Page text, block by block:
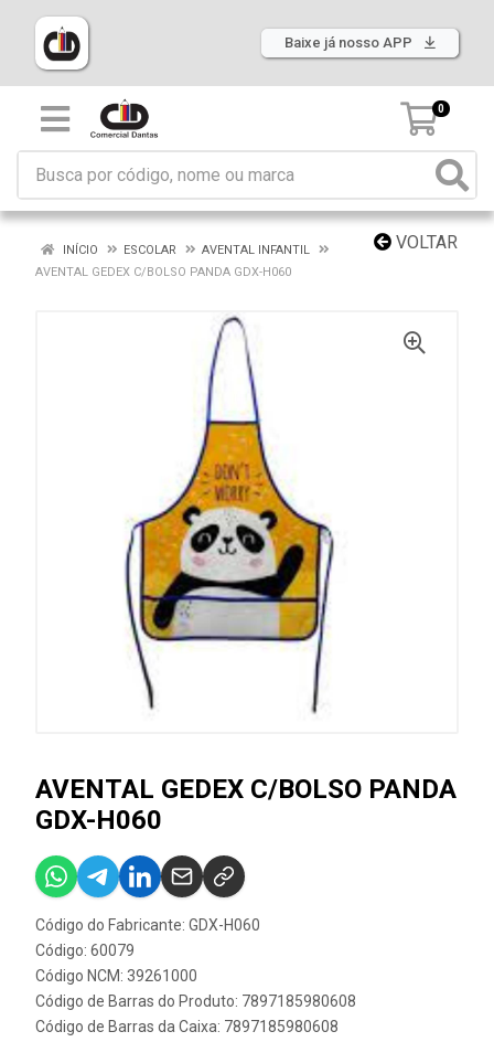
Baixe já nosso APP
0
VOLTAR
INÍCIO ESCOLAR
AVENTAL INFANTIL
AVENTAL GEDEX C/BOLSO PANDA GDX-H060
AVENTAL GEDEX C/BOLSO PANDA
GDX-H060
Código do Fabricante: GDX-H060
Código: 60079
Código NCM: 39261000
Código de Barras do Produto: 7897185980608
Código de Barras da Caixa: 7897185980608